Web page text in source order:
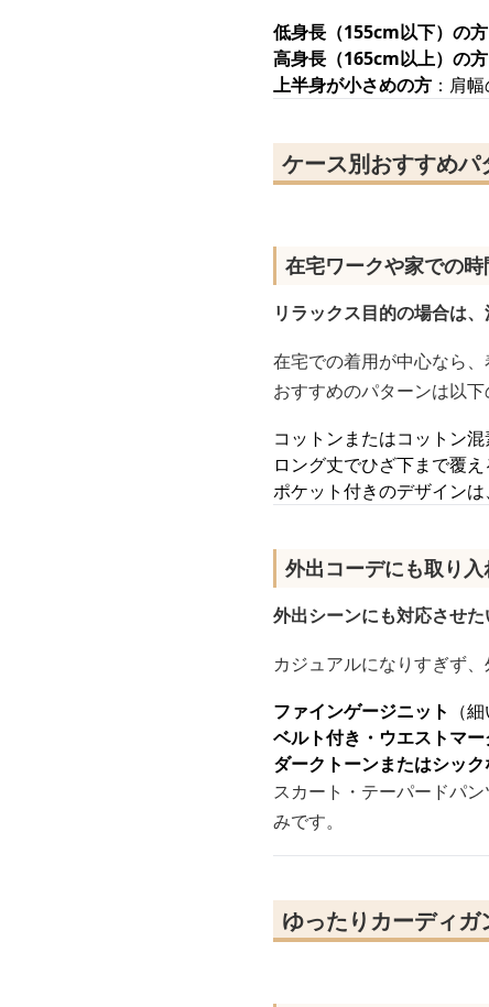
低身長（155cm以下）の方
高身長（165cm以上）の方
上半身が小さめの方 ：肩
ケース別おすすめパ
在宅ワークや家での
リラックス目的の場合は
在宅での着用が中心なら
おすすめのパターンは以下
コットンまたはコットン
ロング丈でひざ下まで覆
ポケット付きのデザイン
外出コーデにも取り
外出シーンにも対応させ
カジュアルになりすぎず
ファインゲージニット （
ベルト付き・ウエストマ
ダークトーンまたはシッ
スカート・テーパードパ
みです。
ゆったりカーディ